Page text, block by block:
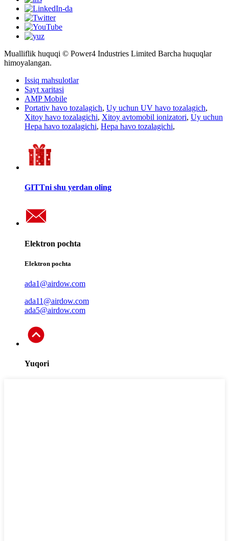
Mualliflik huquqi © Power4 Industries Limited Barcha huquqlar
himoyalangan.
Issiq mahsulotlar
Sayt xaritasi
AMP Mobile
Portativ havo tozalagich, Uy uchun UV havo tozalagich,
Xitoy havo tozalagichi, Xitoy avtomobil ionizatori, Uy uchun
Hepa havo tozalagichi, Hepa havo tozalagichi,
GITTni shu yerdan oling
Elektron pochta
Elektron pochta
ada1@airdow.com
ada11@airdow.com
ada5@airdow.com
Yuqori